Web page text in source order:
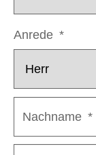
Anrede *
Nachname *